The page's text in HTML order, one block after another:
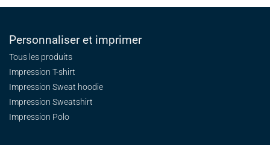
Personnaliser et imprimer
Tous les produits
Impression T-shirt
Impression Sweat hoodie
Impression Sweatshirt
Impression Polo